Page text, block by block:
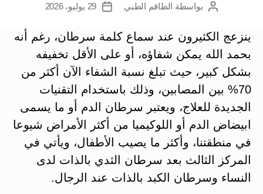
كاتببواسطة الطاقم الطبي
تاريخ
29 يوليو، 2026
ينزعج الكثيرون عند سماع كلمة سرطان، رغم أنه
بحمد الله يمكن شفاؤه، أو على الأقل تخفيفه
بشكل كبير، حيث تبلغ نسبة الشفاء الآن أكثر من
70% بين المصابين، وذلك باستخدام التقنيات
الجديدة للعلاج، ويعتبر سرطان الدم أو ما يسمى
ابيضاض الدم أو اللوكيميا من أكثر الأمراض شيوعا
في منطقتنا، وأكثر ما يصيب الأطفال، ويأتي في
المركز الثالث بعد سرطان الثدي بالذات لدى
النساء وسرطان الكبد بالذات عند الرجال.